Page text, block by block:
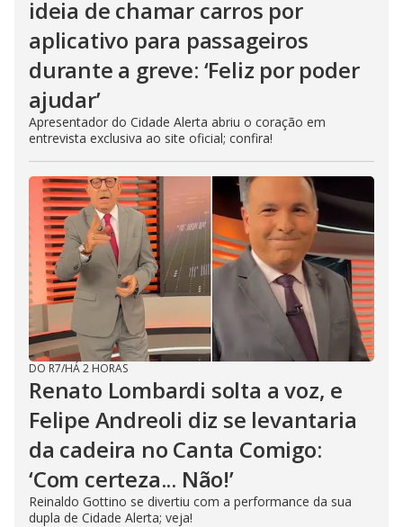
ideia de chamar carros por
aplicativo para passageiros
durante a greve: ‘Feliz por poder
ajudar’
Apresentador do Cidade Alerta abriu o coração em
entrevista exclusiva ao site oficial; confira!
DO R7/HÁ 2 HORAS
Renato Lombardi solta a voz, e
Felipe Andreoli diz se levantaria
da cadeira no Canta Comigo:
‘Com certeza... Não!’
Reinaldo Gottino se divertiu com a performance da sua
dupla de Cidade Alerta; veja!